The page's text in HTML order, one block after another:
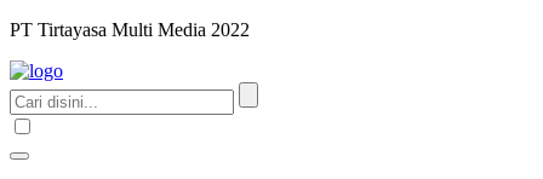
PT Tirtayasa Multi Media 2022